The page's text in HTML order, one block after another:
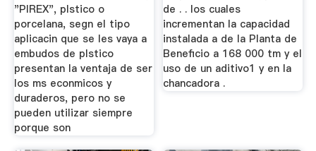
"PIREX", plstico o
porcelana, segn el tipo
aplicacin que se les vaya a
embudos de plstico
presentan la ventaja de ser
los ms econmicos y
duraderos, pero no se
pueden utilizar siempre
porque son
de . . los cuales
incrementan la capacidad
instalada a de la Planta de
Beneficio a 168 000 tm y el
uso de un aditivo1 y en la
chancadora .